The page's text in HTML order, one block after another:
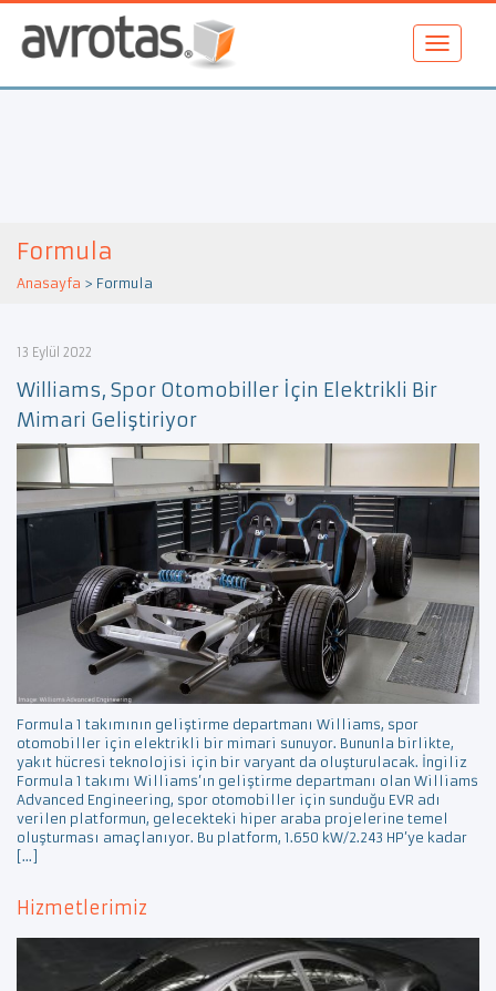
Formula
Anasayfa > Formula
13 Eylül 2022
Williams, Spor Otomobiller İçin Elektrikli Bir
Mimari Geliştiriyor
Formula 1 takımının geliştirme departmanı Williams, spor
otomobiller için elektrikli bir mimari sunuyor. Bununla birlikte,
yakıt hücresi teknolojisi için bir varyant da oluşturulacak. İngiliz
Formula 1 takımı Williams’ın geliştirme departmanı olan Williams
Advanced Engineering, spor otomobiller için sunduğu EVR adı
verilen platformun, gelecekteki hiper araba projelerine temel
oluşturması amaçlanıyor. Bu platform, 1.650 kW/2.243 HP’ye kadar
[…]
Hizmetlerimiz